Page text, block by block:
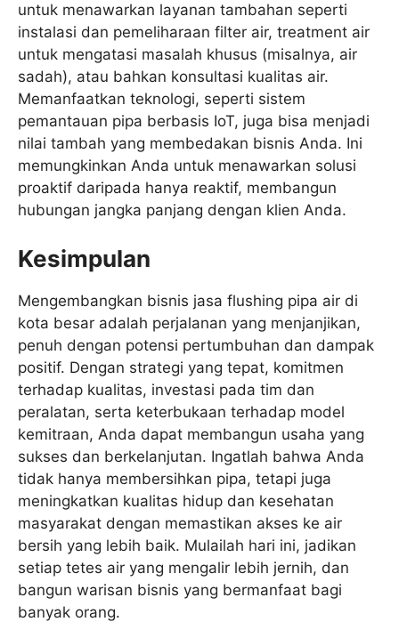
untuk menawarkan layanan tambahan seperti
instalasi dan pemeliharaan filter air, treatment air
untuk mengatasi masalah khusus (misalnya, air
sadah), atau bahkan konsultasi kualitas air.
Memanfaatkan teknologi, seperti sistem
pemantauan pipa berbasis IoT, juga bisa menjadi
nilai tambah yang membedakan bisnis Anda. Ini
memungkinkan Anda untuk menawarkan solusi
proaktif daripada hanya reaktif, membangun
hubungan jangka panjang dengan klien Anda.
Kesimpulan
Mengembangkan bisnis jasa flushing pipa air di
kota besar adalah perjalanan yang menjanjikan,
penuh dengan potensi pertumbuhan dan dampak
positif. Dengan strategi yang tepat, komitmen
terhadap kualitas, investasi pada tim dan
peralatan, serta keterbukaan terhadap model
kemitraan, Anda dapat membangun usaha yang
sukses dan berkelanjutan. Ingatlah bahwa Anda
tidak hanya membersihkan pipa, tetapi juga
meningkatkan kualitas hidup dan kesehatan
masyarakat dengan memastikan akses ke air
bersih yang lebih baik. Mulailah hari ini, jadikan
setiap tetes air yang mengalir lebih jernih, dan
bangun warisan bisnis yang bermanfaat bagi
banyak orang.